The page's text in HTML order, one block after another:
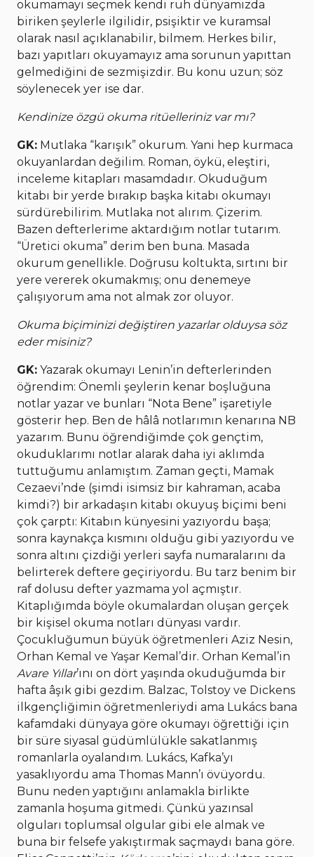
okumamayı seçmek kendi ruh dünyamızda
biriken şeylerle ilgilidir, psişiktir ve kuramsal
olarak nasıl açıklanabilir, bilmem. Herkes bilir,
bazı yapıtları okuyamayız ama sorunun yapıttan
gelmediğini de sezmişizdir. Bu konu uzun; söz
söylenecek yer ise dar.
Kendinize özgü okuma ritüelleriniz var mı?
GK: Mutlaka “karışık” okurum. Yani hep kurmaca
okuyanlardan değilim. Roman, öykü, eleştiri,
inceleme kitapları masamdadır. Okuduğum
kitabı bir yerde bırakıp başka kitabı okumayı
sürdürebilirim. Mutlaka not alırım. Çizerim.
Bazen defterlerime aktardığım notlar tutarım.
“Üretici okuma” derim ben buna. Masada
okurum genellikle. Doğrusu koltukta, sırtını bir
yere vererek okumakmış; onu denemeye
çalışıyorum ama not almak zor oluyor.
Okuma biçiminizi değiştiren yazarlar olduysa söz
eder misiniz?
GK: Yazarak okumayı Lenin’in defterlerinden
öğrendim: Önemli şeylerin kenar boşluğuna
notlar yazar ve bunları “Nota Bene” işaretiyle
gösterir hep. Ben de hâlâ notlarımın kenarına NB
yazarım. Bunu öğrendiğimde çok gençtim,
okuduklarımı notlar alarak daha iyi aklımda
tuttuğumu anlamıştım. Zaman geçti, Mamak
Cezaevi’nde (şimdi isimsiz bir kahraman, acaba
kimdi?) bir arkadaşın kitabı okuyuş biçimi beni
çok çarptı: Kitabın künyesini yazıyordu başa;
sonra kaynakça kısmını olduğu gibi yazıyordu ve
sonra altını çizdiği yerleri sayfa numaralarını da
belirterek deftere geçiriyordu. Bu tarz benim bir
raf dolusu defter yazmama yol açmıştır.
Kitaplığımda böyle okumalardan oluşan gerçek
bir kişisel okuma notları dünyası vardır.
Çocukluğumun büyük öğretmenleri Aziz Nesin,
Orhan Kemal ve Yaşar Kemal’dir. Orhan Kemal’in
Avare Yıllar’ını on dört yaşında okuduğumda bir
hafta âşık gibi gezdim. Balzac, Tolstoy ve Dickens
ilkgençliğimin öğretmenleriydi ama Lukács bana
kafamdaki dünyaya göre okumayı öğrettiği için
bir süre siyasal güdümlülükle sakatlanmış
romanlarla oyalandım. Lukács, Kafka’yı
yasaklıyordu ama Thomas Mann’ı övüyordu.
Bunu neden yaptığını anlamakla birlikte
zamanla hoşuma gitmedi. Çünkü yazınsal
olguları toplumsal olgular gibi ele almak ve
buna bir felsefe yakıştırmak saçmaydı bana göre.